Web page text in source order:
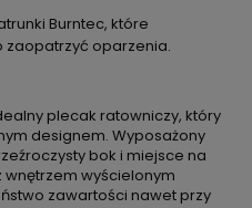
Burntec, które
zaopatrzyć oparzenia.
plecak ratowniczy, który
designem. Wyposażony
bok i miejsce na
wnętrzem wyścielonym
zawartości nawet przy